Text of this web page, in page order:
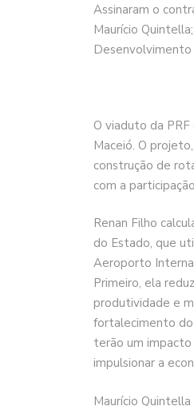
Assinaram o
Maurício
Desenvolvimento
O viaduto da
Maceió. O
construção de
com a
Renan Filho
do Estado, que
Aeroporto
Primeiro, ela
produtividade e
fortalecimento do
terão um impacto
impulsionar a
Maurício